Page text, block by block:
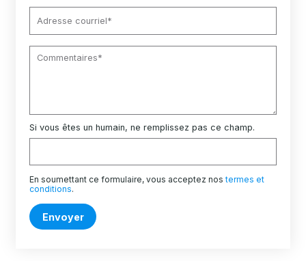
Si vous êtes un humain, ne remplissez pas ce champ.
En soumettant ce formulaire, vous acceptez nostermes et
conditions.
Envoyer